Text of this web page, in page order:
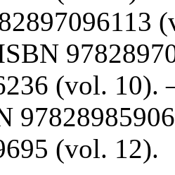
(vol.
(vol. 12).